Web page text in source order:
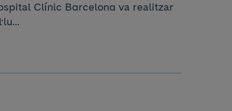
Clínic Barcelona va realitzar